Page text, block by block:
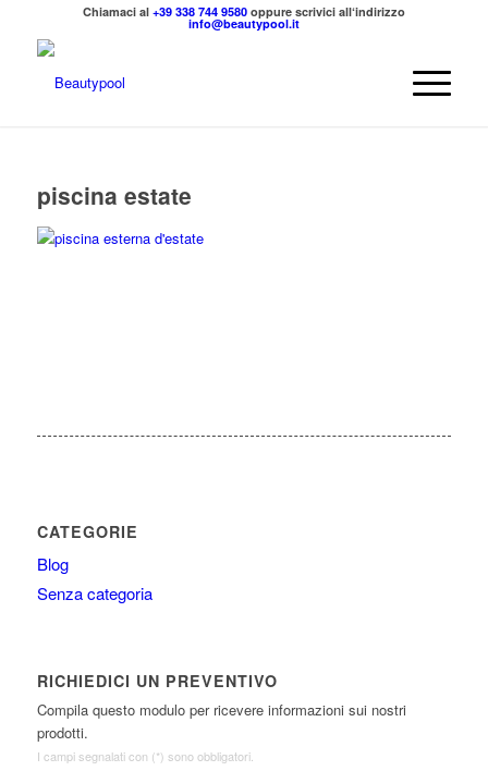
Chiamaci al +39 338 744 9580oppure scrivici all‘indirizzo
info@beautypool.it
piscina estate
CATEGORIE
Blog
Senza categoria
RICHIEDICI UN PREVENTIVO
Compila questo modulo per ricevere informazioni sui nostri
prodotti.
I campi segnalati con (*) sono obbligatori.